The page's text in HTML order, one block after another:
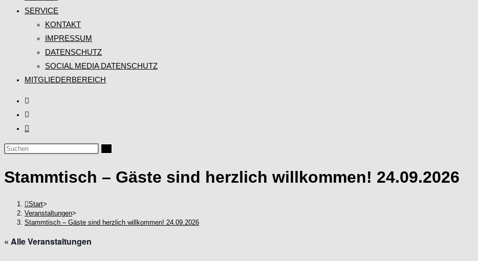
SERVICE
KONTAKT
IMPRESSUM
DATENSCHUTZ
SOCIAL MEDIA DATENSCHUTZ
MITGLIEDERBEREICH
Diese
durchsuchen
Stammtisch – Gäste sind herzlich willkommen! 24.09.2026
Start>
Veranstaltungen>
Stammtisch – Gäste sind herzlich willkommen! 24.09.2026
« Alle Veranstaltungen